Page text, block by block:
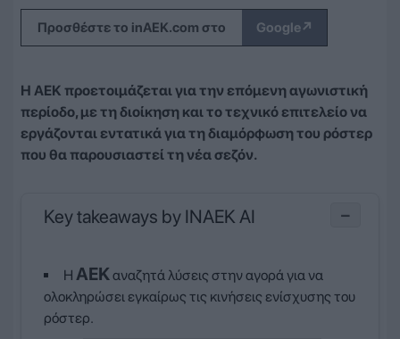
Προσθέστε το inAEK.com στο Google↗
Η ΑΕΚ προετοιμάζεται για την επόμενη αγωνιστική
περίοδο, με τη διοίκηση και το τεχνικό επιτελείο να
εργάζονται εντατικά για τη διαμόρφωση του ρόστερ
που θα παρουσιαστεί τη νέα σεζόν.
Key takeaways by INAEK AI −
Η ΑΕΚαναζητά λύσεις στην αγορά για να
ολοκληρώσει εγκαίρως τις κινήσεις ενίσχυσης του
ρόστερ.